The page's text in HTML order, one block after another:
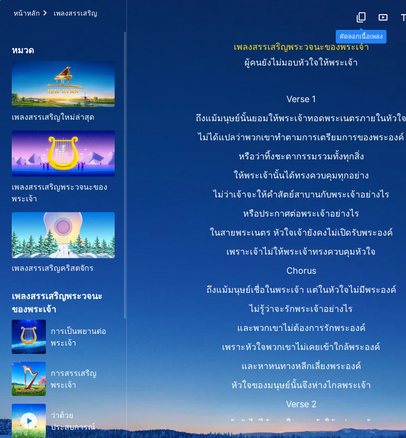
หน้าหลัก เพลงสรรเสริญ
คัดลอกเนื้อเพลง
หมวด
เพลงสรรเสริญใหม่ล่าสุด
เพลงสรรเสริญพระวจนะของ
พระเจ้า
เพลงสรรเสริญคริสตจักร
เพลงสรรเสริญพระวจนะ
ของพระเจ้า
การเป็นพยานต่อ
พระเจ้า
การสรรเสริญ
พระเจ้า
ว่าด้วย
ประสบการณ์
เพลงสรรเสริญพระวจนะของพระเจ้า
ผู้คนยังไม่มอบหัวใจให้พระเจ้า
Verse 1
ถึงแม้มนุษย์นั้นยอมให้พระเจ้าทอดพระเนตรภายในหัวใจ
ไม่ได้แปลว่าพวกเขาทำตามการเตรียมการของพระองค์
หรือว่าทิ้งชะตากรรมรวมทั้งทุกสิ่ง
ให้พระเจ้านั้นได้ทรงควบคุมทุกอย่าง
ไม่ว่าเจ้าจะให้คำสัตย์สาบานกับพระเจ้าอย่างไร
หรือประกาศต่อพระเจ้าอย่างไร
ในสายพระเนตร หัวใจเจ้ายังคงไม่เปิดรับพระองค์
เพราะเจ้าไม่ให้พระเจ้าทรงควบคุมหัวใจ
Chorus
ถึงแม้มนุษย์เชื่อในพระเจ้า แต่ในหัวใจไม่มีพระองค์
ไม่รู้ว่าจะรักพระเจ้าอย่างไร
และพวกเขาไม่ต้องการรักพระองค์
เพราะหัวใจพวกเขาไม่เคยเข้าใกล้พระองค์
และหาหนทางหลีกเลี่ยงพระองค์
หัวใจของมนุษย์นั้นจึงห่างไกลพระเจ้า
Verse 2
เจ้ายังไม่ได้มอบใจของเจ้าให้แด่พระเจ้า